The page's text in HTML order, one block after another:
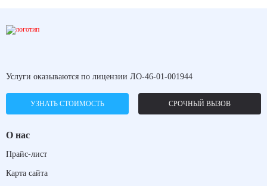
Услуги оказываются по лицензии ЛО-46-01-001944
УЗНАТЬ СТОИМОСТЬ СРОЧНЫЙ ВЫЗОВ
О нас
Прайс-лист
Карта сайта